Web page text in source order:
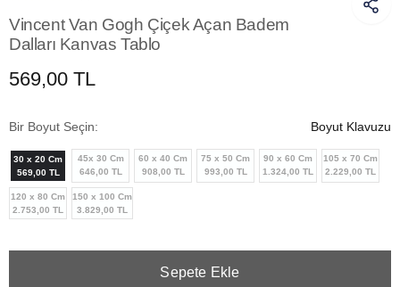
Vincent Van Gogh Çiçek Açan Badem
Dalları Kanvas Tablo
569,00 TL
Bir Boyut Seçin: Boyut Klavuzu
30 x 20 Cm
569,00 TL
45x 30 Cm
646,00 TL
60 x 40 Cm
908,00 TL
75 x 50 Cm
993,00 TL
90 x 60 Cm
1.324,00 TL
105 x 70 Cm
2.229,00 TL
120 x 80 Cm
2.753,00 TL
150 x 100 Cm
3.829,00 TL
Sepete Ekle